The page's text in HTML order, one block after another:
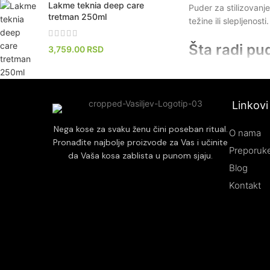
Lakme teknia deep care
tretman 250ml
3,759.00 RSD
Puder za
težine ili
Šta radi
Puder za kosu ima
Samo malo ovog
Iako silika spada u
mat, zaglađen
kose.
Ako tražite
Kada
Najbolje vreme za
Nega kose za svaku ženu čini poseban ritual.
Pronađite najbolje proizvode za Vas i učinite
da Vaša kosa zablista u punom sjaju.
Linkovi
O nama
Blog
Kontakt